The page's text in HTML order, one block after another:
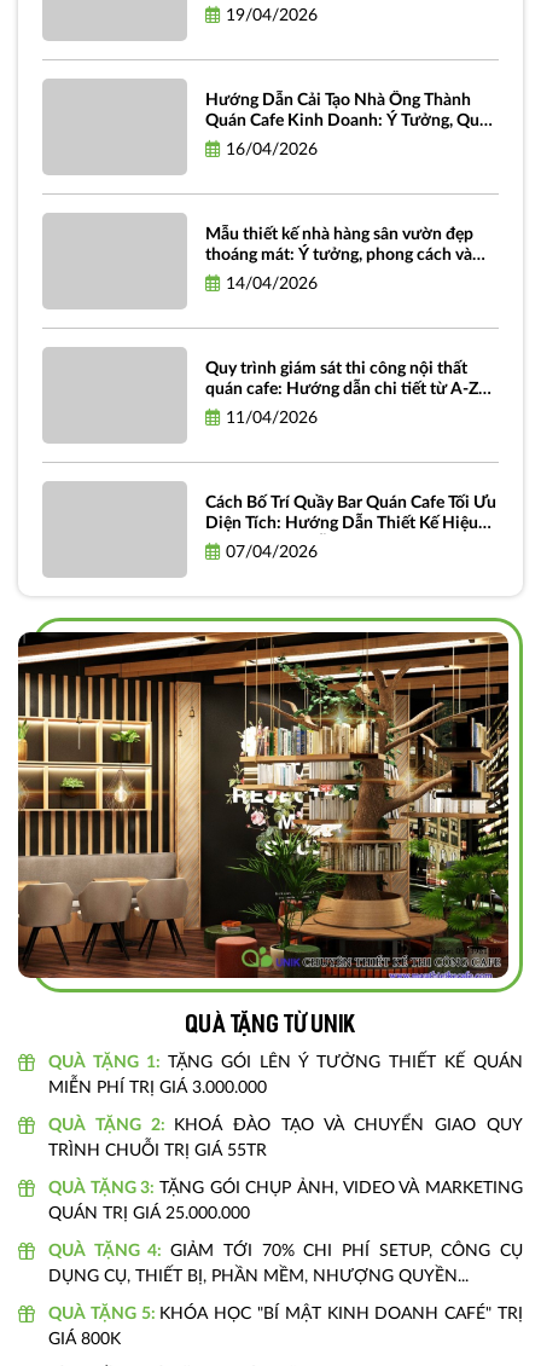
miễn phí
19/04/2026
Hướng Dẫn Cải Tạo Nhà Ống Thành
Quán Cafe Kinh Doanh: Ý Tưởng, Quy
Trình Và Chi Phí
16/04/2026
Mẫu thiết kế nhà hàng sân vườn đẹp
thoáng mát: Ý tưởng, phong cách và
hình ảnh truyền cảm hứng
14/04/2026
Quy trình giám sát thi công nội thất
quán cafe: Hướng dẫn chi tiết từ A-Z
dành cho chủ đầu tư
11/04/2026
Cách Bố Trí Quầy Bar Quán Cafe Tối Ưu
Diện Tích: Hướng Dẫn Thiết Kế Hiệu
Quả và Thực Tiễn
07/04/2026
Quà tặng từ unik
QUÀ TẶNG 1: TẶNG GÓI LÊN Ý TƯỞNG THIẾT KẾ QUÁN
MIỄN PHÍ TRỊ GIÁ 3.000.000
QUÀ TẶNG 2:
KHOÁ ĐÀO TẠO VÀ CHUYỂN GIAO QUY
TRÌNH CHUỖI TRỊ GIÁ 55TR
QUÀ TẶNG 3: TẶNG GÓI CHỤP ẢNH, VIDEO VÀ MARKETING
QUÁN TRỊ GIÁ 25.000.000
QUÀ TẶNG 4:GIẢM TỚI 70% CHI PHÍ SETUP, CÔNG CỤ
DỤNG CỤ, THIẾT BỊ, PHẦN MỀM, NHƯỢNG QUYỀN...
QUÀ TẶNG 5: KHÓA HỌC "BÍ MẬT KINH DOANH CAFÉ" TRỊ
GIÁ 800K